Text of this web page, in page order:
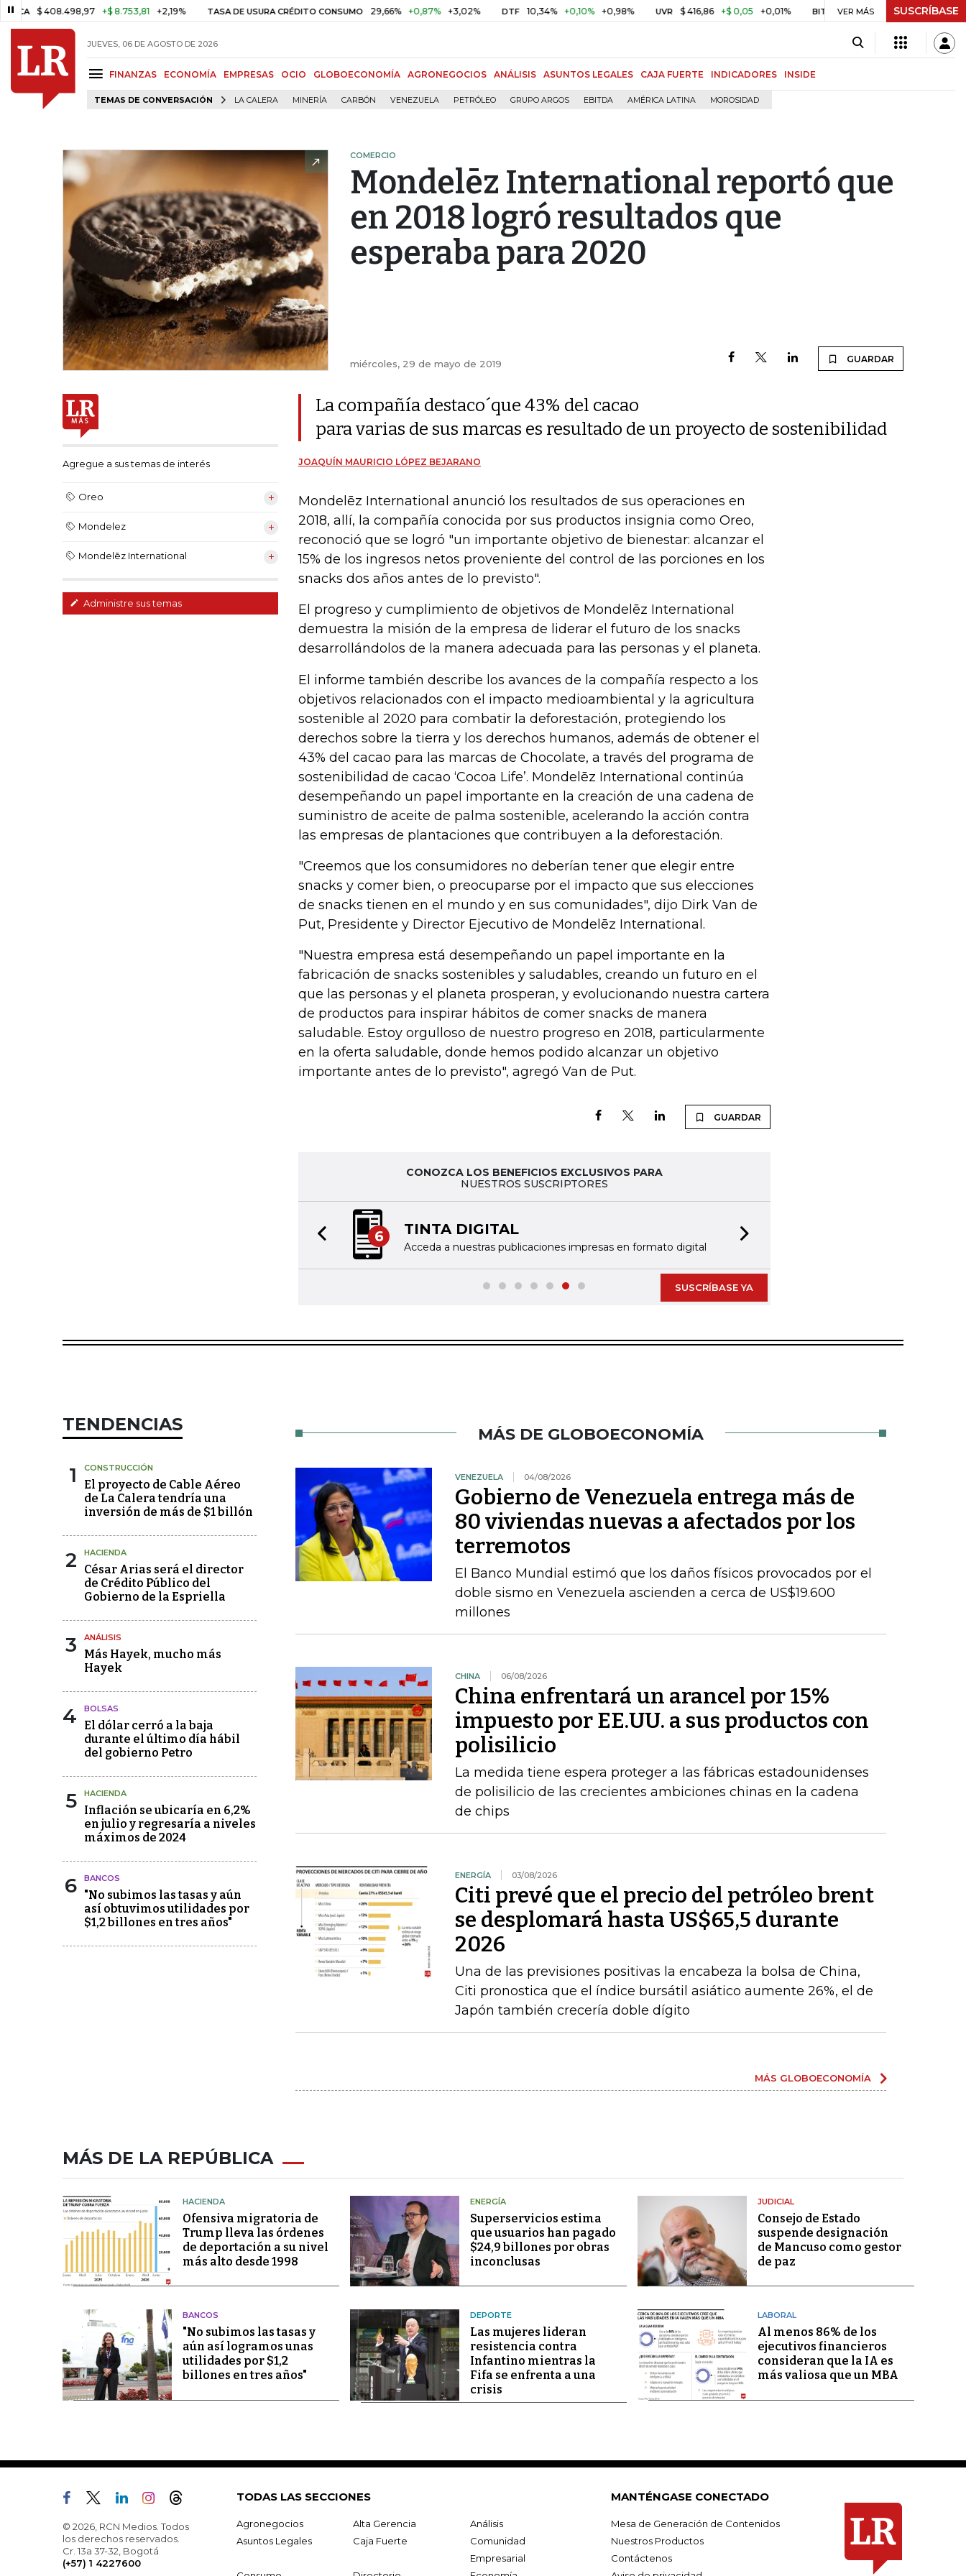
$ 408.498,97 +$ 8.753,81 +2,19% TASA DE USURA CRÉDITO CONSUMO 29,66% +0,87% +3,02% DTF 10,34% +0,10% +0,98% UVR $ 416,86 +$ 0,05 +0,01% BITCOIN US$ 64.968,40 US$ 856,80
VER MÁS SUSCRÍBASE
JUEVES, 06 DE AGOSTO DE 2026
FINANZAS ECONOMÍA EMPRESAS OCIO GLOBOECONOMÍA AGRONEGOCIOS ANÁLISIS ASUNTOS LEGALES CAJA FUERTE INDICADORES INSIDE
TEMAS DE CONVERSACIÓN LA CALERA MINERÍA CARBÓN VENEZUELA PETRÓLEO GRUPO ARGOS EBITDA AMÉRICA LATINA MOROSIDAD
COMERCIO
Mondelēz International reportó que
en 2018 logró resultados que
esperaba para 2020
miércoles, 29 de mayo de 2019 GUARDAR
Agregue a sus temas de interés
Oreo
Mondelez
Mondelēz International
Administre sus temas
La compañía destaco´que 43% del cacao
para varias de sus marcas es resultado de un proyecto de sostenibilidad
JOAQUÍN MAURICIO LÓPEZ BEJARANO
Mondelēz International anunció los resultados de sus operaciones en
2018, allí, la compañía conocida por sus productos insignia como Oreo,
reconoció que se logró "un importante objetivo de bienestar: alcanzar el
15% de los ingresos netos proveniente del control de las porciones en los
snacks dos años antes de lo previsto".
El progreso y cumplimiento de objetivos de Mondelēz International
demuestra la misión de la empresa de liderar el futuro de los snacks
desarrollándolos de la manera adecuada para las personas y el planeta.
El informe también describe los avances de la compañía respecto a los
objetivos relacionados con el impacto medioambiental y la agricultura
sostenible al 2020 para combatir la deforestación, protegiendo los
derechos sobre la tierra y los derechos humanos, además de obtener el
43% del cacao para las marcas de Chocolate, a través del programa de
sostenibilidad de cacao ‘Cocoa Life’. Mondelēz International continúa
desempeñando un papel importante en la creación de una cadena de
suministro de aceite de palma sostenible, acelerando la acción contra
las empresas de plantaciones que contribuyen a la deforestación.
"Creemos que los consumidores no deberían tener que elegir entre
snacks y comer bien, o preocuparse por el impacto que sus elecciones
de snacks tienen en el mundo y en sus comunidades", dijo Dirk Van de
Put, Presidente y Director Ejecutivo de Mondelēz International.
"Nuestra empresa está desempeñando un papel importante en la
fabricación de snacks sostenibles y saludables, creando un futuro en el
que las personas y el planeta prosperan, y evolucionando nuestra cartera
de productos para inspirar hábitos de comer snacks de manera
saludable. Estoy orgulloso de nuestro progreso en 2018, particularmente
en la oferta saludable, donde hemos podido alcanzar un objetivo
importante antes de lo previsto", agregó Van de Put.
GUARDAR
CONOZCA LOS BENEFICIOS EXCLUSIVOS PARA
NUESTROS SUSCRIPTORES
6 TINTA DIGITAL
Acceda a nuestras publicaciones impresas en formato digital
Previous slide
SUSCRÍBASE YA
TENDENCIAS
1 CONSTRUCCIÓN
El proyecto de Cable Aéreo
de La Calera tendría una
inversión de más de $1 billón
2 HACIENDA
César Arias será el director
de Crédito Público del
Gobierno de la Espriella
3 ANÁLISIS
Más Hayek, mucho más
Hayek
4 BOLSAS
El dólar cerró a la baja
durante el último día hábil
del gobierno Petro
5 HACIENDA
Inflación se ubicaría en 6,2%
en julio y regresaría a niveles
máximos de 2024
6 BANCOS
"No subimos las tasas y aún
así obtuvimos utilidades por
$1,2 billones en tres años"
MÁS DE GLOBOECONOMÍA
VENEZUELA 04/08/2026
Gobierno de Venezuela entrega más de
80 viviendas nuevas a afectados por los
terremotos
El Banco Mundial estimó que los daños físicos provocados por el
doble sismo en Venezuela ascienden a cerca de US$19.600
millones
CHINA 06/08/2026
China enfrentará un arancel por 15%
impuesto por EE.UU. a sus productos con
polisilicio
La medida tiene espera proteger a las fábricas estadounidenses
de polisilicio de las crecientes ambiciones chinas en la cadena
de chips
ENERGÍA 03/08/2026
Citi prevé que el precio del petróleo brent
se desplomará hasta US$65,5 durante
2026
Una de las previsiones positivas la encabeza la bolsa de China,
Citi pronostica que el índice bursátil asiático aumente 26%, el de
Japón también crecería doble dígito
MÁS GLOBOECONOMÍA
MÁS DE LA REPÚBLICA
HACIENDA
Ofensiva migratoria de
Trump lleva las órdenes
de deportación a su nivel
más alto desde 1998
ENERGÍA
Superservicios estima
que usuarios han pagado
$24,9 billones por obras
inconclusas
JUDICIAL
Consejo de Estado
suspende designación
de Mancuso como gestor
de paz
BANCOS
"No subimos las tasas y
aún así logramos unas
utilidades por $1,2
billones en tres años"
DEPORTE
Las mujeres lideran
resistencia contra
Infantino mientras la
Fifa se enfrenta a una
crisis
LABORAL
Al menos 86% de los
ejecutivos financieros
consideran que la IA es
más valiosa que un MBA
© 2026, RCN Medios. Todos
los derechos reservados.
Cr. 13a 37-32, Bogotá
(+57) 1 4227600
TODAS LAS SECCIONES
Agronegocios Alta Gerencia
Análisis
Asuntos Legales
Caja Fuerte
Comunidad
Empresarial
MANTÉNGASE CONECTADO
Mesa de Generación de Contenidos
Nuestros Productos
Contáctenos